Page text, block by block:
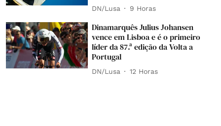
DN/Lusa 9 Horas
Dinamarquês Julius Johansen
vence em Lisboa e é o primeiro
líder da 87.ª edição da Volta a
Portugal
DN/Lusa 12 Horas